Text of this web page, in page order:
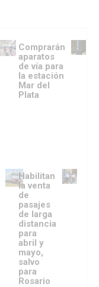
Comprarán
aparatos
de vía para
la estación
Mar del
Plata
Habilitan
la venta
de
pasajes
de larga
distancia
para
abril y
mayo,
salvo
para
Rosario